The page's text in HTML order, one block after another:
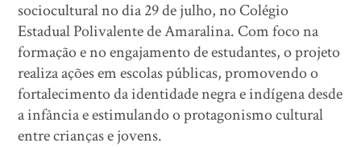
sociocultural no dia 29 de julho, no Colégio
Estadual Polivalente de Amaralina. Com foco na
formação e no engajamento de estudantes, o projeto
realiza ações em escolas públicas, promovendo o
fortalecimento da identidade negra e indígena desde
a infância e estimulando o protagonismo cultural
entre crianças e jovens.